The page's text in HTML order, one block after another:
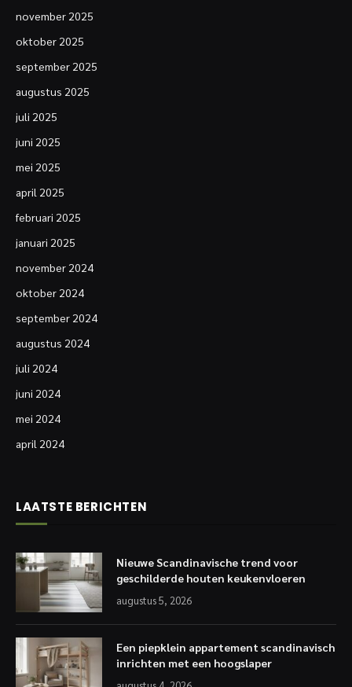
november 2025
oktober 2025
september 2025
augustus 2025
juli 2025
juni 2025
mei 2025
april 2025
februari 2025
januari 2025
november 2024
oktober 2024
september 2024
augustus 2024
juli 2024
juni 2024
mei 2024
april 2024
LAATSTE BERICHTEN
Nieuwe Scandinavische trend voor
geschilderde houten keukenvloeren
augustus 5, 2026
Een piepklein appartement scandinavisch
inrichten met een hoogslaper